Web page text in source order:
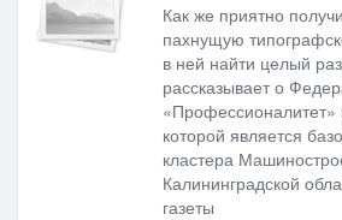
Как же приятно
пахнущую
в ней найти целый
рассказывает о
которой является
кластера
Калининградской
газеты